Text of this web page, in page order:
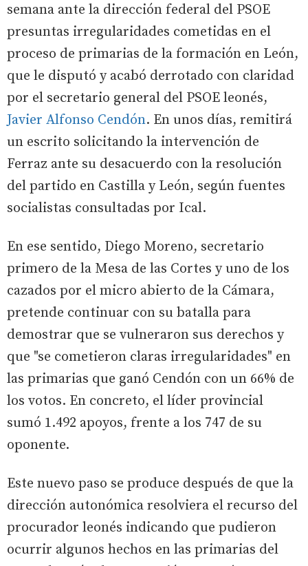
semana ante la dirección federal del PSOE
presuntas irregularidades cometidas en el
proceso de primarias de la formación en León,
que le disputó y acabó derrotado con claridad
por el secretario general del PSOE leonés,
Javier Alfonso Cendón. En unos días, remitirá
un escrito solicitando la intervención de
Ferraz ante su desacuerdo con la resolución
del partido en Castilla y León, según fuentes
socialistas consultadas por Ical.
En ese sentido, Diego Moreno, secretario
primero de la Mesa de las Cortes y uno de los
cazados por el micro abierto de la Cámara,
pretende continuar con su batalla para
demostrar que se vulneraron sus derechos y
que "se cometieron claras irregularidades" en
las primarias que ganó Cendón con un 66% de
los votos. En concreto, el líder provincial
sumó 1.492 apoyos, frente a los 747 de su
oponente.
Este nuevo paso se produce después de que la
dirección autonómica resolviera el recurso del
procurador leonés indicando que pudieron
ocurrir algunos hechos en las primarias del